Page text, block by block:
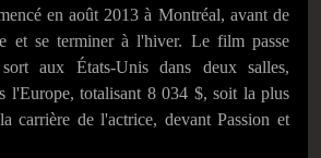
en août 2013 à Montréal, avant de
et se terminer à l'hiver. Le film passe
aux États-Unis dans deux salles,
l'Europe, totalisant 8 034 $, soit la plus
carrière de l'actrice, devant Passion et